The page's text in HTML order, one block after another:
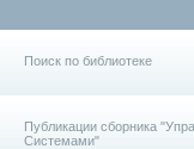
Поиск по библиотеке
Публикации сборника
Системами"